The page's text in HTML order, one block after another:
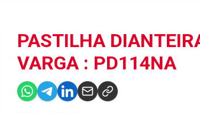
PASTILHA
VARGA : PD114NA